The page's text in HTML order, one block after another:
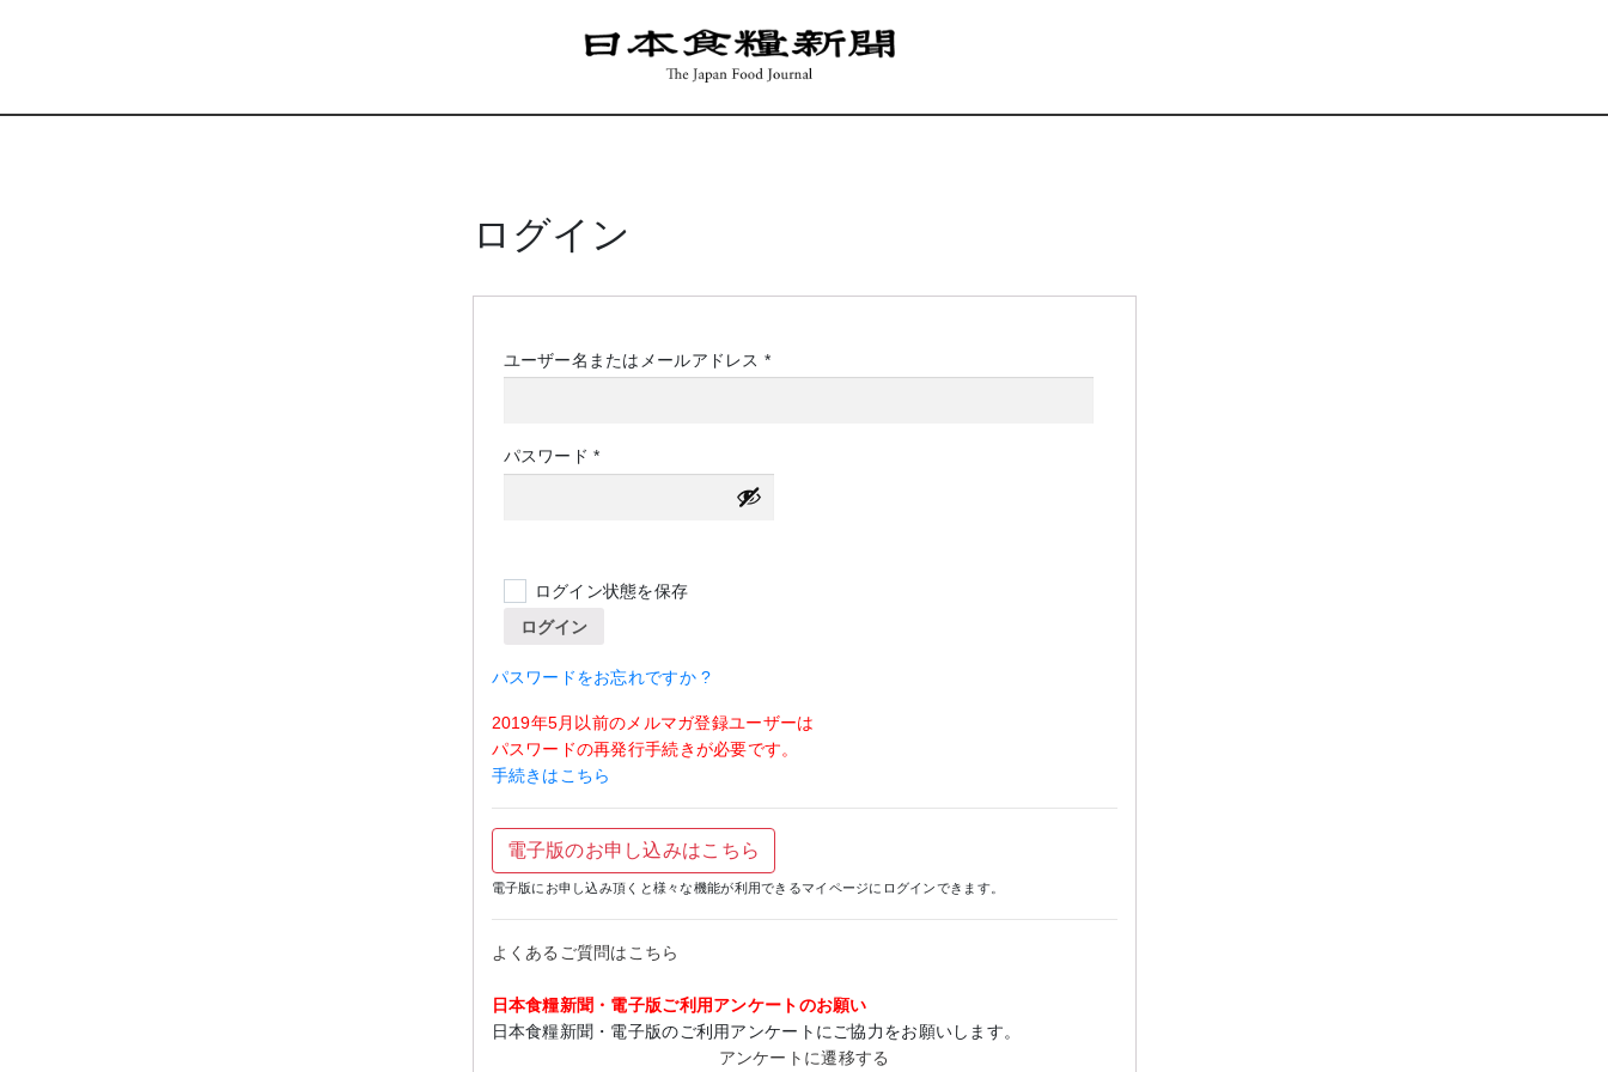
ログイン
ユーザー名またはメールアドレス *必
パスワード*必
須
ログイン状態を保存
ログイン
パスワードをお忘れですか ?
2019年5月以前のメルマガ登録ユーザーは
パスワードの再発行手続きが必要です。
手続きはこちら
電子版のお申し込みはこちら
電子版にお申し込み頂くと様々な機能が利用できるマイページにログインできます。
よくあるご質問はこちら
日本食糧新聞・電子版ご利用アンケートのお願い
日本食糧新聞・電子版のご利用アンケートにご協力をお願いします。
アンケートに遷移する